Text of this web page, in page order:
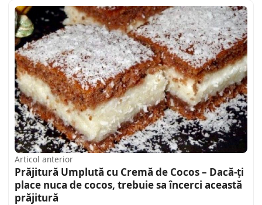
Articol anterior
Prăjitură Umplută cu Cremă de Cocos – Dacă-ți
place nuca de cocos, trebuie sa încerci această
prăjitură